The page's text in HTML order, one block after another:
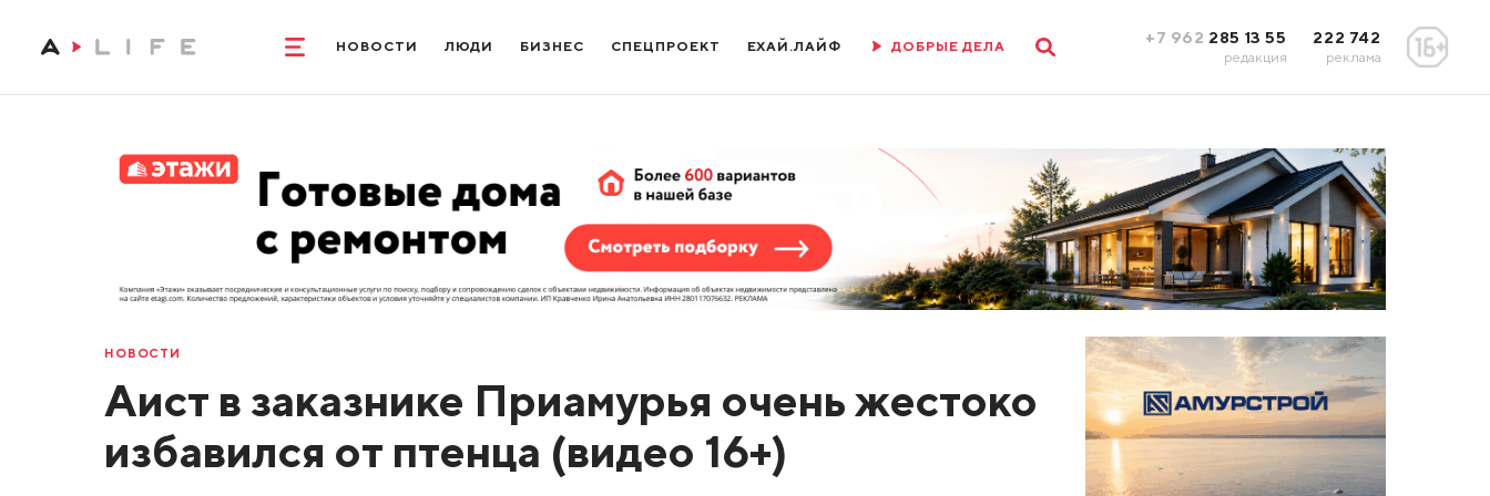
НОВОСТИ ЛЮДИ БИЗНЕС СПЕЦПРОЕКТ ЕХАЙ.ЛАЙФ ДОБРЫЕ ДЕЛА +7 962 285 13 55
редакция
222 742
реклама
НОВОСТИ
Аист в заказнике Приамурья очень жестоко
избавился от птенца (видео 16+)